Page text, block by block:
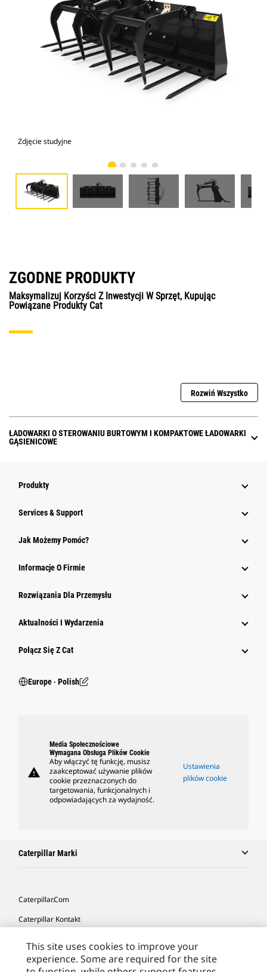
Zdjęcie studyjne
ZGODNE PRODUKTY
Maksymalizuj Korzyści Z Inwestycji W Sprzęt, Kupując
Powiązane Produkty Cat
Rozwiń Wszystko
ŁADOWARKI O STEROWANIU BURTOWYM I KOMPAKTOWE ŁADOWARKI
GĄSIENICOWE
Produkty
Services & Support
Jak Możemy Pomóc?
Informacje O Firmie
Rozwiązania Dla Przemysłu
Aktualności I Wydarzenia
Połącz Się Z Cat
Europe ‧ Polish
warning
Media Społecznościowe
Wymagana Obsługa Plików Cookie
Aby włączyć tę funkcję, musisz
zaakceptować używanie plików
cookie przeznaczonych do
targetowania, funkcjonalnych i
odpowiadających za wydajność.
Ustawienia
plików cookie
Caterpillar Marki
Caterpillar.com
Caterpillar Kontakt
Moje Preferencje Marketingowe
This site uses cookies to improve your
experience. Some are required for the site